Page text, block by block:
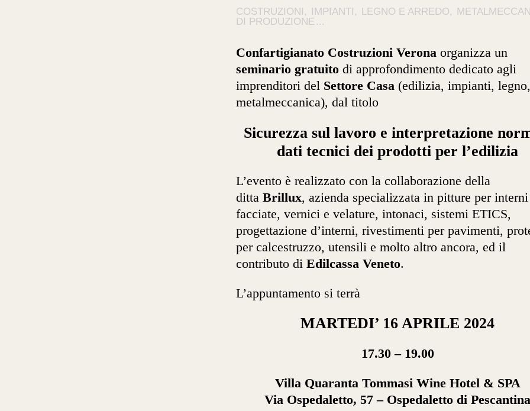
COSTRUZIONI IMPIANTI LEGNO E ARREDO
DI PRODUZIONE ...
Confartigianato Costruzioni Verona organizza un
seminario gratuito di approfondimento dedicato agli
imprenditori del Settore Casa (edilizia, impianti, legno,
metalmeccanica), dal titolo
Sicurezza sul lavoro e interpretazione
dati tecnici dei prodotti per l’edilizia
L’evento è realizzato con la collaborazione della
ditta Brillux, azienda specializzata in pitture per
facciate, vernici e velature, intonaci, sistemi ETICS,
progettazione d’interni, rivestimenti per pavimenti,
per calcestruzzo, utensili e molto altro ancora, ed il
contributo di Edilcassa Veneto.
L’appuntamento si terrà
MARTEDI’ 16 APRILE 2024
17.30 – 19.00
Villa Quaranta Tommasi Wine Hotel & SPA
Via Ospedaletto, 57 – Ospedaletto di Pescantina